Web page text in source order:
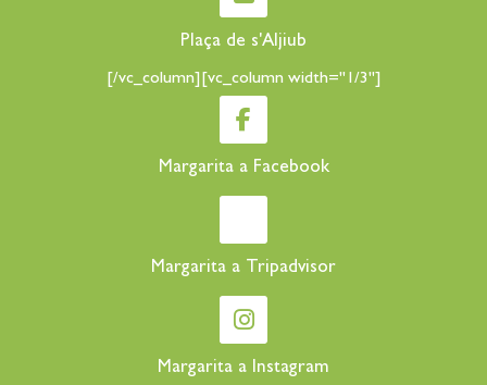
Plaça de s'Aljiub
[/vc_column][vc_column width="1/3"]
Margarita a Facebook
Margarita a Tripadvisor
Margarita a Instagram